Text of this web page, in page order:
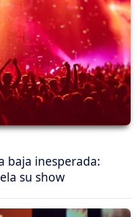
baja inesperada:
su show